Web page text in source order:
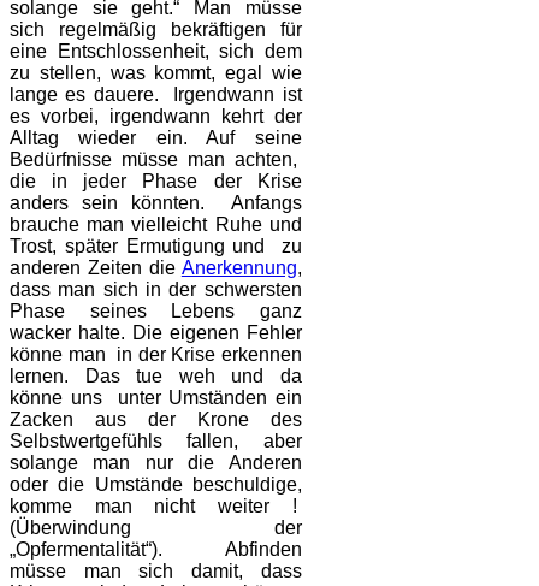
solange sie geht.“ Man müsse
sich regelmäßig bekräftigen für
eine Entschlossenheit, sich dem
zu stellen, was kommt, egal wie
lange es dauere. Irgendwann ist
es vorbei, irgendwann kehrt der
Alltag wieder ein. Auf seine
Bedürfnisse müsse man achten,
die in jeder Phase der Krise
anders sein könnten. Anfangs
brauche man vielleicht Ruhe und
Trost, später Ermutigung und zu
anderen Zeiten die Anerkennung,
dass man sich in der schwersten
Phase seines Lebens ganz
wacker halte. Die eigenen Fehler
könne man in der Krise erkennen
lernen. Das tue weh und da
könne uns unter Umständen ein
Zacken aus der Krone des
Selbstwertgefühls fallen, aber
solange man nur die Anderen
oder die Umstände beschuldige,
komme man nicht weiter !
(Überwindung der
„Opfermentalität“). Abfinden
müsse man sich damit, dass